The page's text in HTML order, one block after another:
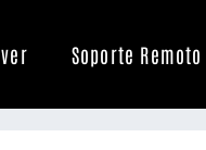
Soporte Remoto